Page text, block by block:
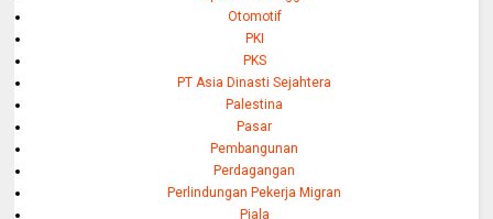
Otomotif
PKI
PKS
PT Asia Dinasti Sejahtera
Palestina
Pasar
Pembangunan
Perdagangan
Perlindungan Pekerja Migran
Piala